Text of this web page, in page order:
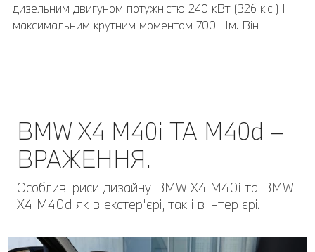
дизельним двигуном потужністю 240 кВт (326 к.с.) і
максимальним крутним моментом 700 Нм. Він
BMW X4 M40i ТА M40d –
ВРАЖЕННЯ.
Особливі риси дизайну BMW X4 M40i та BMW
X4 M40d як в екстер'єрі, так і в інтер'єрі.